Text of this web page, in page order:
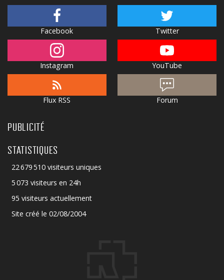
Facebook Twitter
Instagram YouTube
Flux RSS Forum
PUBLICITÉ
STATISTIQUES
22 679 510 visiteurs uniques
5 073 visiteurs en 24h
95 visiteurs actuellement
Site créé le 02/08/2004